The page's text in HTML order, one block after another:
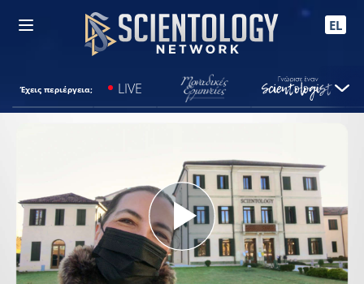
EL
Έχεις περιέργεια; LIVE
Play